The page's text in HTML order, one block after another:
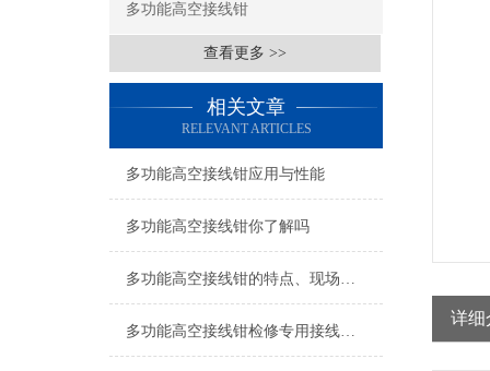
多功能高空接线钳
查看更多 >>
相关文章
RELEVANT ARTICLES
多功能高空接线钳应用与性能
多功能高空接线钳你了解吗
多功能高空接线钳的特点、现场使用方法
多功能高空接线钳检修专用接线工具
详细